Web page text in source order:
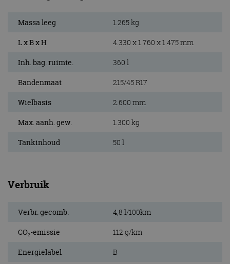
Massa leeg 1.265 kg
L x B x H 4.330 x 1.760 x 1.475 mm
Inh. bag. ruimte. 360 l
Bandenmaat 215/45 R17
Wielbasis 2.600 mm
Max. aanh. gew. 1.300 kg
Tankinhoud 50 l
Verbruik
Verbr. gecomb. 4,8 l/100km
CO₂-emissie 112 g/km
Energielabel B